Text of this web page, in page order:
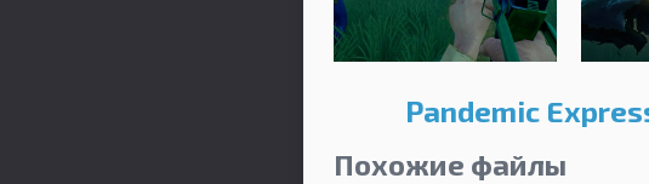
Pandemic
Похожие файлы